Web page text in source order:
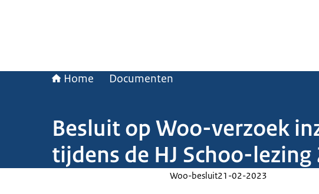
Home Documenten
Besluit op Woo-verzoek
tijdens de HJ Schoo-lezing
Woo-besluit21-02-2023